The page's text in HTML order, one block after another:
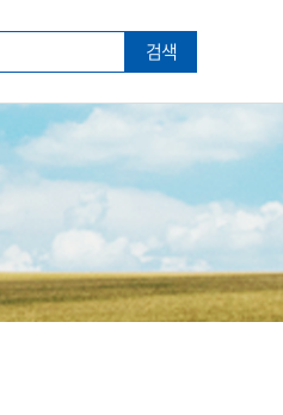
검색